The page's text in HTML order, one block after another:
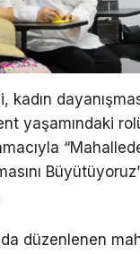
kadın
yaşamındaki
düzenlenen